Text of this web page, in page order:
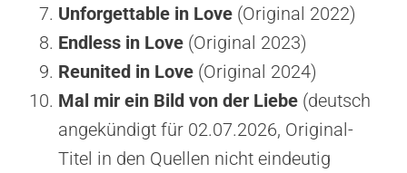
Unforgettable in Love (Original 2022)
Endless in Love (Original 2023)
Reunited in Love (Original 2024)
Mal mir ein Bild von der Liebe (deutsch
angekündigt für 02.07.2026, Original-
Titel in den Quellen nicht eindeutig